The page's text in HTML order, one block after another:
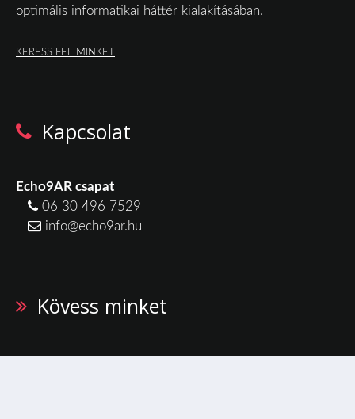
optimális informatikai háttér kialakításában.
KERESS FEL MINKET
Kapcsolat
Echo9AR csapat
06 30 496 7529
info@echo9ar.hu
Kövess minket